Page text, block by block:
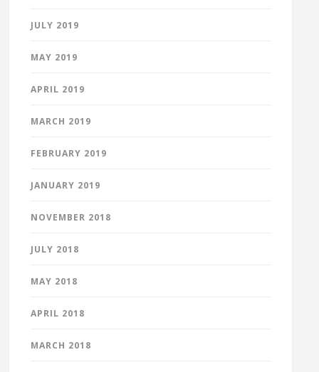
JULY 2019
MAY 2019
APRIL 2019
MARCH 2019
FEBRUARY 2019
JANUARY 2019
NOVEMBER 2018
JULY 2018
MAY 2018
APRIL 2018
MARCH 2018